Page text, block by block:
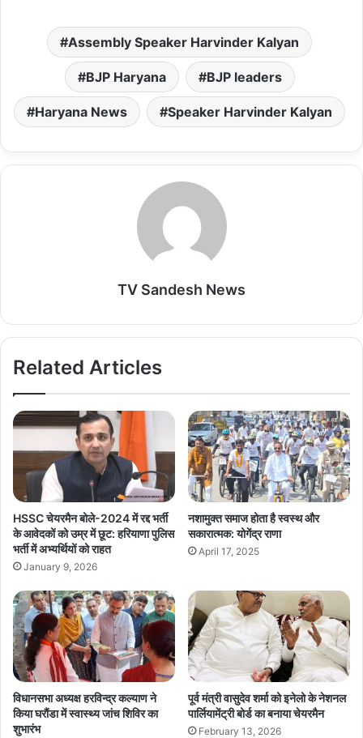
A
p
c
e
b
o
o
a
i
l
s
t
o
d
o
a
l
Assembly Speaker Harvinder Kalyan
BJP Haryana BJP leaders
Haryana News Speaker Harvinder Kalyan
TV Sandesh News
Related Articles
HSSC चेयरमैन बोले-2024 में रद्द भर्ती
के आवेदकों को उम्र में छूट: हरियाणा पुलिस
भर्ती में अभ्यर्थियों को राहत
January 9, 2026
नशामुक्त समाज होता है स्वस्थ और
सकारात्मक: योगेंद्र राणा
April 17, 2025
विधानसभा अध्यक्ष हरविन्द्र कल्याण ने
किया घरौंडा में स्वास्थ्य जांच शिविर का
शुभारंभ
पूर्व मंत्री वासुदेव शर्मा को इनेलो के नेशनल
पार्लियामेंट्री बोर्ड का बनाया चेयरमैन
February 13, 2026